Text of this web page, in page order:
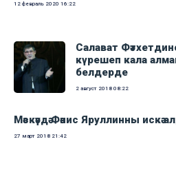
12 февраль 2020 16:22
Салават
күрешеп кала
белдерде
2 август 2018 08:22
Мәскәүдә Фәнис Яруллинны искә
27 март 2018 21:42